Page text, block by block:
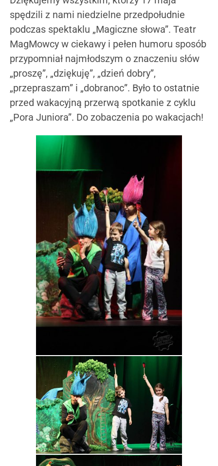
spędzili z nami niedzielne przedpołudnie
podczas spektaklu „Magiczne słowa”. Teatr
MagMowcy w ciekawy i pełen humoru sposób
przypomniał najmłodszym o znaczeniu słów
„proszę”, „dziękuję”, „dzień dobry”,
„przepraszam” i „dobranoc”. Było to ostatnie
przed wakacyjną przerwą spotkanie z cyklu
„Pora Juniora”. Do zobaczenia po wakacjach!